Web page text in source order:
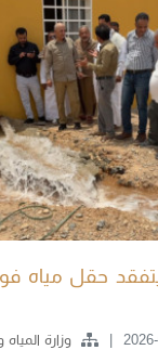
يتفقد حقل مياه
وزارة المياه